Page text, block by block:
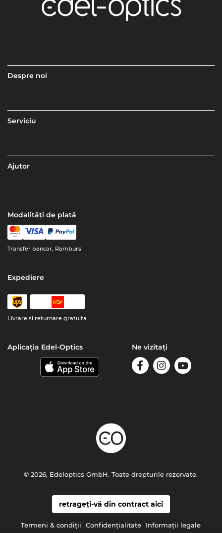
Despre noi
Serviciu
Ajutor
Modalități de plată
Transfer bancar, Ramburs
Expediere
Livrare şi returnare gratuita
Aplicația Edel-Optics Ne vizitați
retrageți-vă din contract aici
Termeni & condiţii Confidenţialitate Informaţii legale
© 2026, Edeloptics GmbH. Toate drepturile rezervate.